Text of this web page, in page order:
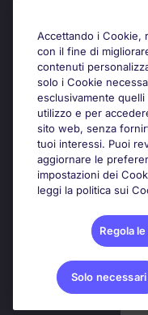
Awards
Accettando i Cookie,
con il fine di
contenuti
solo i Cookie
esclusivamente
utilizzo e per
sito web, senza
tuoi interessi. Puoi
aggiornare le
impostazioni dei
leggi la politica sui
Regola
Solo necessari